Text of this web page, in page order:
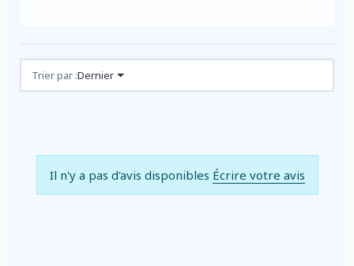
Avis (0)
Trier par :Dernier
Il n'y a pas d'avis disponibles Écrire votre avis